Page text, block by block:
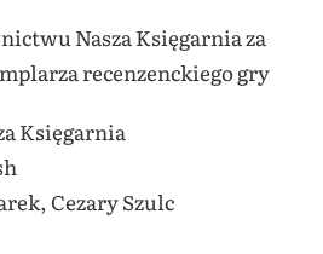
Nasza Księgarnia za
recenzenckiego gry
Księgarnia
Cezary Szulc